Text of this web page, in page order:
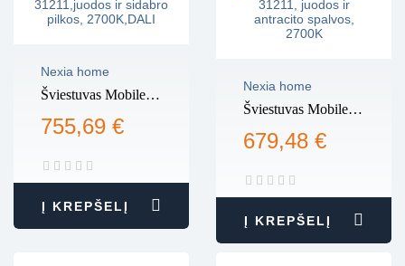
Nexia home
Šviestuvas Mobile
sidabro pilkos,
755,69 €
Į KREPŠELĮ
Nexia home
Šviestuvas Mobile
antracito spalvos,
679,48 €
Į KREPŠELĮ